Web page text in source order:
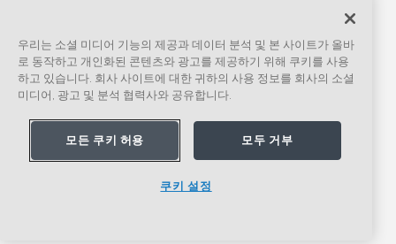
우리는 소셜 미디어 기능의 제공과 데이터 분석 및 본 사이트가 올바
로 동작하고 개인화된 콘텐츠와 광고를 제공하기 위해 쿠키를 사용
하고 있습니다. 회사 사이트에 대한 귀하의 사용 정보를 회사의 소셜
미디어, 광고 및 분석 협력사와 공유합니다.
모든 쿠키 허용 모두 거부
쿠키 설정